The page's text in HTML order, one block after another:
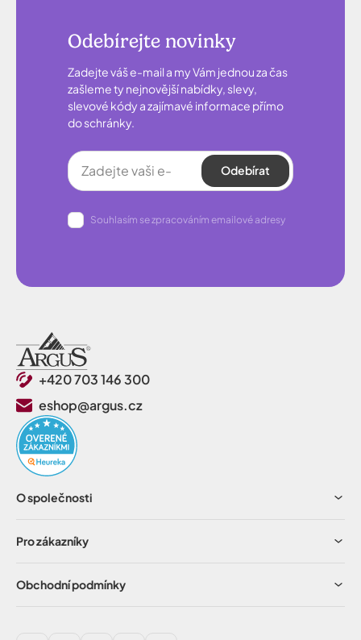
Odebírejte novinky
Zadejte váš e-mail a my Vám jednou za čas
zašleme ty nejnovější nabídky, slevy,
slevové kódy a zajímavé informace přímo
do schránky.
Odebírat
Souhlasím se zpracováním emailové adresy
+420 703 146 300
eshop@argus.cz
O společnosti
Pro zákazníky
Obchodní podmínky